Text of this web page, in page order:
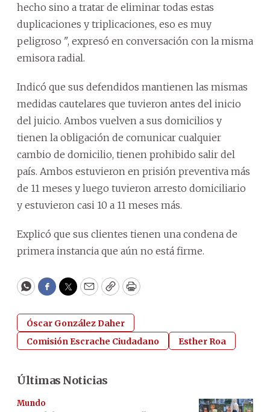
hecho sino a tratar de eliminar todas estas
duplicaciones y triplicaciones, eso es muy
peligroso ", expresó en conversación con la misma
emisora radial.
Indicó que sus defendidos mantienen las mismas
medidas cautelares que tuvieron antes del inicio
del juicio. Ambos vuelven a sus domicilios y
tienen la obligación de comunicar cualquier
cambio de domicilio, tienen prohibido salir del
país. Ambos estuvieron en prisión preventiva más
de 11 meses y luego tuvieron arresto domiciliario
y estuvieron casi 10 a 11 meses más.
Explicó que sus clientes tienen una condena de
primera instancia que aún no está firme.
WhatsApp
Facebook
Twitter
EmailCopyPrint
Óscar González Daher
Comisión Escrache Ciudadano
Esther Roa
Últimas Noticias
Mundo